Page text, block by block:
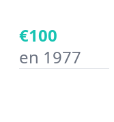
Año inicial
€100
en 1977